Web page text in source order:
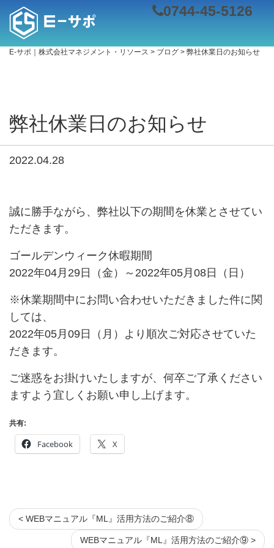
0744-45-5126
E-サポ｜株式会社マネジメント・リソース > ブログ > 弊社休業日のお知らせ
弊社休業日のお知らせ
2022.04.28
誠に勝手ながら、弊社以下の期間を休業とさせてい
ただきます。
ゴールデンウィーク休暇期間
2022年04月29日（金）～2022年05月08日（日）
※休業期間中にお問い合わせいただきました件に関
しては、
2022年05月09日（月）より順次ご対応させていた
だきます。
ご迷惑をお掛けいたしますが、何卒ご了承ください
ますよう宜しくお願い申し上げます。
共有:
Facebook X
< WEBマニュアル『ML』活用方法のご紹介⑧
WEBマニュアル『ML』活用方法のご紹介⑨ >